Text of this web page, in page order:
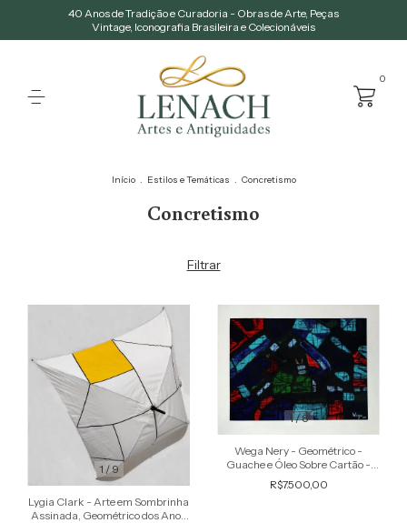
40 Anos de Tradição e Curadoria - Obras de Arte, Peças
Vintage, Iconografia Brasileira e Colecionáveis
0
Início . Estilos e Temáticas . Concretismo
Concretismo
Filtrar
1 /9
Lygia Clark - Arte em Sombrinha
Assinada, Geométrico dos Anos
1/8
Wega Nery - Geométrico -
Guache e Óleo Sobre Cartão -
Estudo (para Vitral) VII, Datado
1960
R$7.500,00